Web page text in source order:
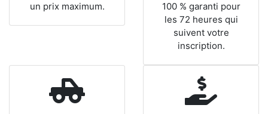
un prix maximum.
100 % garanti pour
les 72 heures qui
suivent votre
inscription.